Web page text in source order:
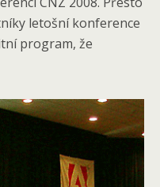
letošní konference
program, že